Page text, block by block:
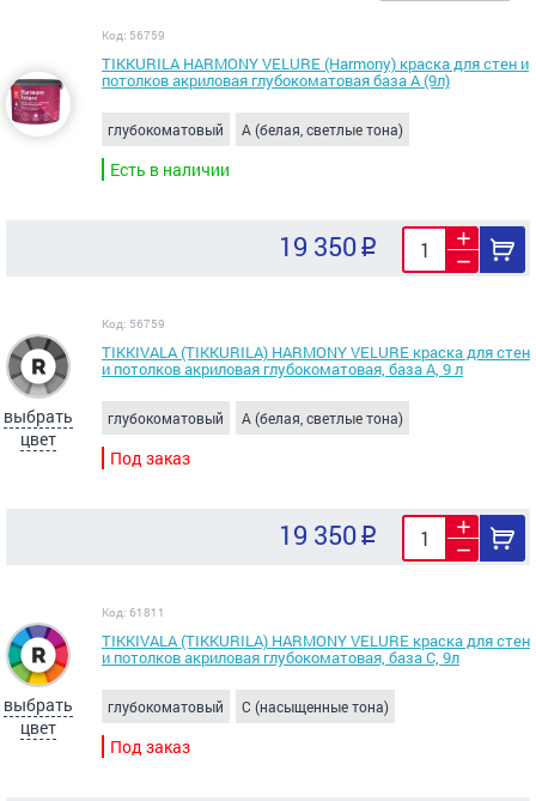
Код: 56759
TIKKURILA HARMONY VELURE (Harmony) краска для стен и
потолков акриловая глубокоматовая база А (9л)
глубокоматовый A (белая, светлые тона)
Есть в наличии
19 350
выбрать
цвет
Код: 56759
TIKKIVALA (TIKKURILA) HARMONY VELURE краска для стен
и потолков акриловая глубокоматовая, база А, 9 л
глубокоматовый A (белая, светлые тона)
Под заказ
19 350
выбрать
цвет
Код: 61811
TIKKIVALA (TIKKURILA) HARMONY VELURE краска для стен
и потолков акриловая глубокоматовая, база С, 9л
глубокоматовый C (насыщенные тона)
Под заказ